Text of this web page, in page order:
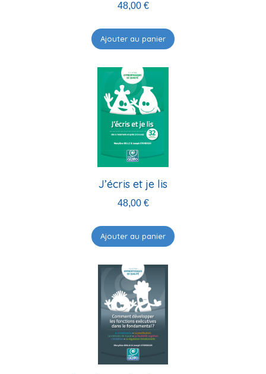
48,00 €
Ajouter au panier
J’écris et je lis
48,00 €
Ajouter au panier